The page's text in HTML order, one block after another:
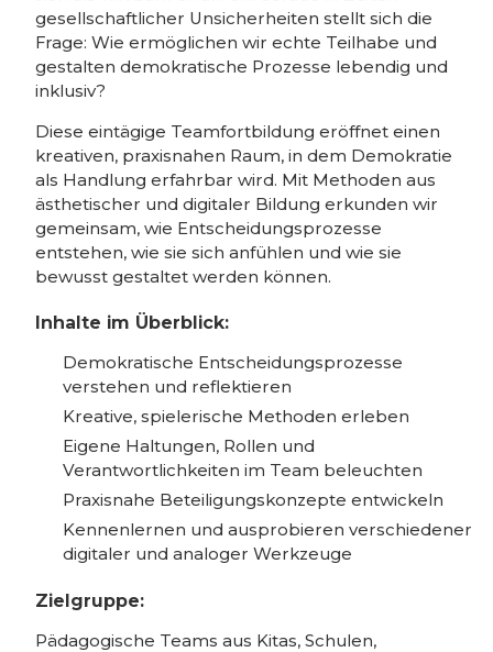
gesellschaftlicher Unsicherheiten stellt sich die
Frage: Wie ermöglichen wir echte Teilhabe und
gestalten demokratische Prozesse lebendig und
inklusiv?
Diese eintägige Teamfortbildung eröffnet einen
kreativen, praxisnahen Raum, in dem Demokratie
als Handlung erfahrbar wird. Mit Methoden aus
ästhetischer und digitaler Bildung erkunden wir
gemeinsam, wie Entscheidungsprozesse
entstehen, wie sie sich anfühlen und wie sie
bewusst gestaltet werden können.
Inhalte im Überblick:
Demokratische Entscheidungsprozesse
verstehen und reflektieren
Kreative, spielerische Methoden erleben
Eigene Haltungen, Rollen und
Verantwortlichkeiten im Team beleuchten
Praxisnahe Beteiligungskonzepte entwickeln
Kennenlernen und ausprobieren verschiedener
digitaler und analoger Werkzeuge
Zielgruppe:
Pädagogische Teams aus Kitas, Schulen,